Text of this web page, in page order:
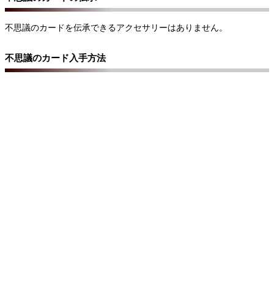
不思議のカードを伝承できるアクセサリーはありません。
不思議のカード入手方法